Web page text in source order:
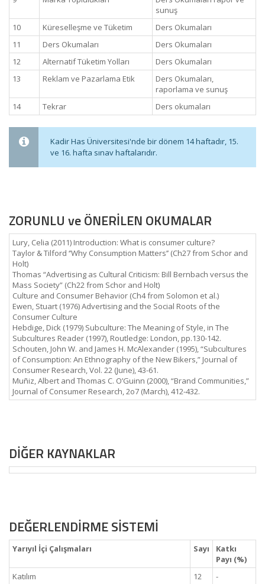
sunuş
10
Küreselleşme ve Tüketim
Ders Okumaları
11
Ders Okumaları
Ders Okumaları
12
Alternatif Tüketim Yolları
Ders Okumaları
13
Reklam ve Pazarlama Etik
Ders Okumaları,
raporlama ve sunuş
14
Tekrar Ders okumaları
Kadir Has Üniversitesi'nde bir dönem 14 haftadır, 15.
ve 16. hafta sınav haftalarıdır.
ZORUNLU ve ÖNERİLEN OKUMALAR
Lury, Celia (2011) Introduction: What is consumer culture?
Taylor & Tilford ‘’Why Consumption Matters’’ (Ch27 from Schor and
Holt)
Thomas “Advertising as Cultural Criticism: Bill Bernbach versus the
Mass Society” (Ch22 from Schor and Holt)
Culture and Consumer Behavior (Ch4 from Solomon et al.)
Ewen, Stuart (1976) Advertising and the Social Roots of the
Consumer Culture
Hebdige, Dick (1979) Subculture: The Meaning of Style, in The
Subcultures Reader (1997), Routledge: London, pp.130-142.
Schouten, John W. and James H. McAlexander (1995), “Subcultures
of Consumption: An Ethnography of the New Bikers,” Journal of
Consumer Research, Vol. 22 (June), 43-61.
Muñiz, Albert and Thomas C. O’Guinn (2000), “Brand Communities,”
Journal of Consumer Research, 2o7 (March), 412-432.
DİĞER KAYNAKLAR
DEĞERLENDİRME SİSTEMİ
Yarıyıl İçi Çalışmaları Sayı
Katkı
Payı (%)
Katılım
12
-